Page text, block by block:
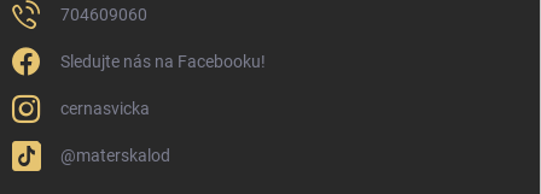
704609060
Sledujte nás na Facebooku!
cernasvicka
@materskalod